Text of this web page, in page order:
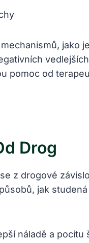
jako
pomoc od
Drog
z drogové
jak
náladě a pocitu